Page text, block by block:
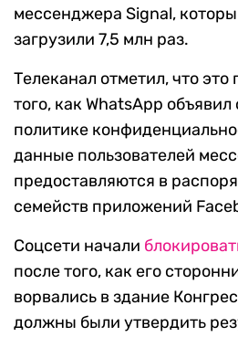
мессенджера Signal,
загрузили 7,5 млн раз.
Телеканал отметил, что
того, как WhatsApp
политике
данные пользователей
предоставляются в
семейств приложений
Соцсети начали
после того, как его
ворвались в здание
должны были утвердить